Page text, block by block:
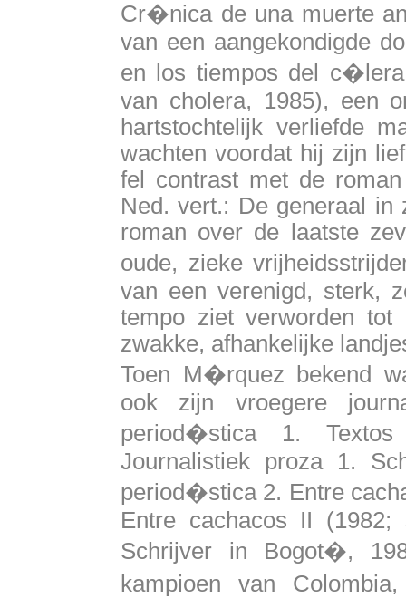
Cr�nica de una muerte
van een aangekondigde
en los tiempos del
van cholera, 1985), een
hartstochtelijk verliefde
wachten voordat hij zijn
fel contrast met de
Ned. vert.: De generaal in
roman over de laatste
oude, zieke
van een verenigd, sterk,
tempo ziet verworden tot
zwakke, afhankelijke
Toen M�rquez bekend
ook zijn vroegere
period�stica 1.
Journalistiek proza 1.
period�stica 2. Entre
Entre cachacos II
Schrijver in Bogot�,
kampioen van